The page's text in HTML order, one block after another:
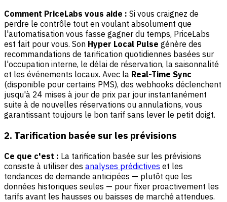
Comment PriceLabs vous aide : Si vous craignez de
perdre le contrôle tout en voulant absolument que
l'automatisation vous fasse gagner du temps, PriceLabs
est fait pour vous. Son Hyper Local Pulse génère des
recommandations de tarification quotidiennes basées sur
l'occupation interne, le délai de réservation, la saisonnalité
et les événements locaux. Avec la Real-Time Sync
(disponible pour certains PMS), des webhooks déclenchent
jusqu'à 24 mises à jour de prix par jour instantanément
suite à de nouvelles réservations ou annulations, vous
garantissant toujours le bon tarif sans lever le petit doigt.
2. Tarification basée sur les prévisions
Ce que c'est : La tarification basée sur les prévisions
consiste à utiliser des analyses prédictives et les
tendances de demande anticipées — plutôt que les
données historiques seules — pour fixer proactivement les
tarifs avant les hausses ou baisses de marché attendues.